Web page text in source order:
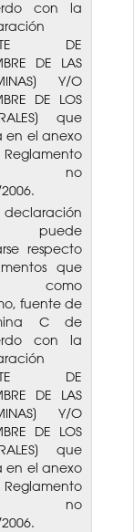
con la
DE
DE LAS
Y/O
DE LOS
que
en el anexo
no
puede
respecto
que
como
fuente de
C de
con la
DE
DE LAS
Y/O
DE LOS
que
en el anexo
no